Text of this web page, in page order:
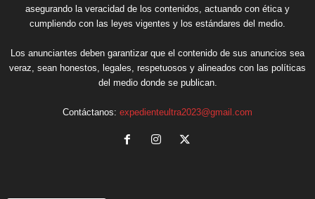
asegurando la veracidad de los contenidos, actuando con ética y
cumpliendo con las leyes vigentes y los estándares del medio.
Los anunciantes deben garantizar que el contenido de sus anuncios sea
veraz, sean honestos, legales, respetuosos y alineados con las políticas
del medio donde se publican.
Contáctanos: expedienteultra2023@gmail.com